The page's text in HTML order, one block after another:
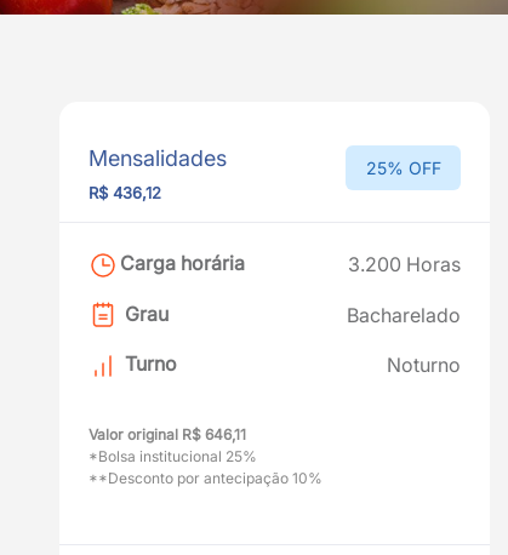
Mensalidades
R$ 436,12
25% OFF
Carga horária 3.200 Horas
Grau Bacharelado
Turno Noturno
Valor original R$ 646,11
*Bolsa institucional 25%
**Desconto por antecipação 10%